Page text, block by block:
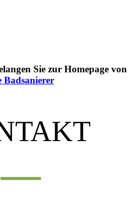
Sie zur Homepage von
Badsanierer